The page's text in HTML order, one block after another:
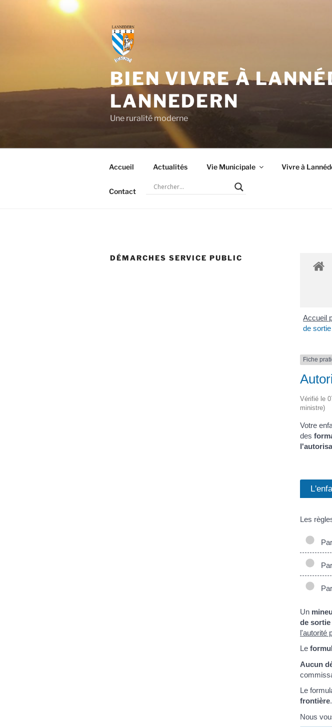
BIEN VIVRE À
LANNEDERN
Une ruralité moderne
Accueil Actualités Vie Municipale Vivre à
Contact
DÉMARCHES SERVICE PUBLIC
Accueil
de
Fiche
Vérifié le
ministre)
Votre
des
Les
Un
de
l'autorité
Le
Aucun
Le
frontière.
Nous